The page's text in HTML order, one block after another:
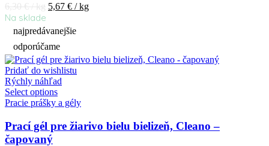
5,67 € / kg
Na sklade
najpredávanejšie
odporúčame
Pridať do wishlistu
Rýchly náhľad
Select options
Pracie prášky a gély
Prací gél pre žiarivo bielu bielizeň, Cleano –
čapovaný